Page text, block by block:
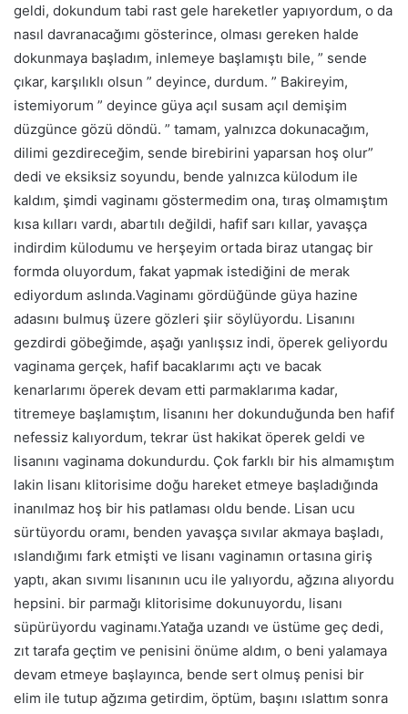
geldi, dokundum tabi rast gele hareketler yapıyordum, o da
nasıl davranacağımı gösterince, olması gereken halde
dokunmaya başladım, inlemeye başlamıştı bile, ” sende
çıkar, karşılıklı olsun ” deyince, durdum. ” Bakireyim,
istemiyorum ” deyince güya açıl susam açıl demişim
düzgünce gözü döndü. ” tamam, yalnızca dokunacağım,
dilimi gezdireceğim, sende birebirini yaparsan hoş olur”
dedi ve eksiksiz soyundu, bende yalnızca külodum ile
kaldım, şimdi vaginamı göstermedim ona, tıraş olmamıştım
kısa kılları vardı, abartılı değildi, hafif sarı kıllar, yavaşça
indirdim külodumu ve herşeyim ortada biraz utangaç bir
formda oluyordum, fakat yapmak istediğini de merak
ediyordum aslında.Vaginamı gördüğünde güya hazine
adasını bulmuş üzere gözleri şiir söylüyordu. Lisanını
gezdirdi göbeğimde, aşağı yanlışsız indi, öperek geliyordu
vaginama gerçek, hafif bacaklarımı açtı ve bacak
kenarlarımı öperek devam etti parmaklarıma kadar,
titremeye başlamıştım, lisanını her dokunduğunda ben hafif
nefessiz kalıyordum, tekrar üst hakikat öperek geldi ve
lisanını vaginama dokundurdu. Çok farklı bir his almamıştım
lakin lisanı klitorisime doğu hareket etmeye başladığında
inanılmaz hoş bir his patlaması oldu bende. Lisan ucu
sürtüyordu oramı, benden yavaşça sıvılar akmaya başladı,
ıslandığımı fark etmişti ve lisanı vaginamın ortasına giriş
yaptı, akan sıvımı lisanının ucu ile yalıyordu, ağzına alıyordu
hepsini. bir parmağı klitorisime dokunuyordu, lisanı
süpürüyordu vaginamı.Yatağa uzandı ve üstüme geç dedi,
zıt tarafa geçtim ve penisini önüme aldım, o beni yalamaya
devam etmeye başlayınca, bende sert olmuş penisi bir
elim ile tutup ağzıma getirdim, öptüm, başını ıslattım sonra